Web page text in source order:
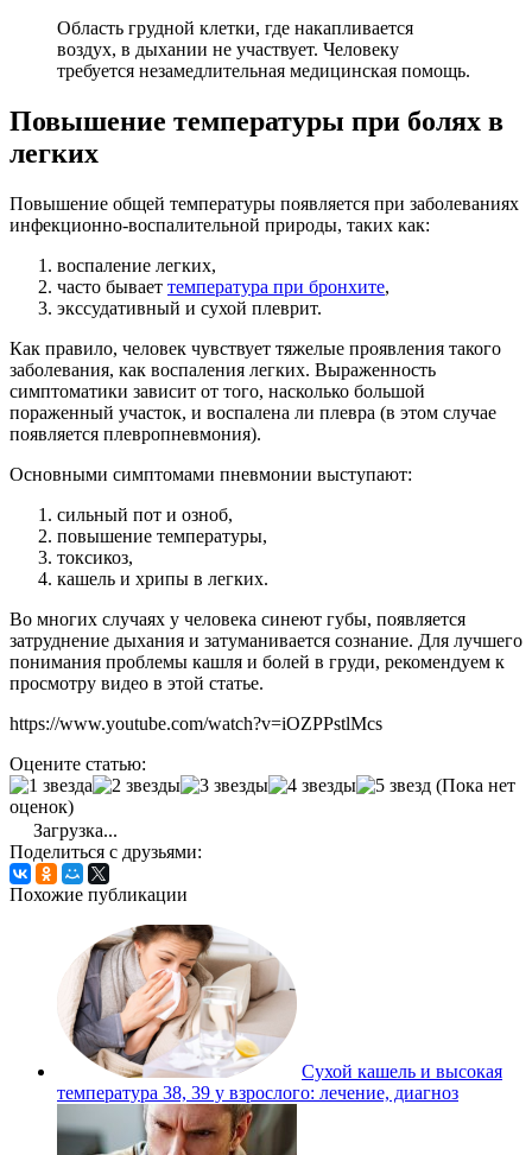
Область грудной клетки, где накапливается
воздух, в дыхании не участвует. Человеку
требуется незамедлительная медицинская помощь.
Повышение температуры при болях в
легких
Повышение общей температуры появляется при заболеваниях
инфекционно-воспалительной природы, таких как:
воспаление легких,
часто бывает температура при бронхите,
экссудативный и сухой плеврит.
Как правило, человек чувствует тяжелые проявления такого
заболевания, как воспаления легких. Выраженность
симптоматики зависит от того, насколько большой
пораженный участок, и воспалена ли плевра (в этом случае
появляется плевропневмония).
Основными симптомами пневмонии выступают:
сильный пот и озноб,
повышение температуры,
токсикоз,
кашель и хрипы в легких.
Во многих случаях у человека синеют губы, появляется
затруднение дыхания и затуманивается сознание. Для лучшего
понимания проблемы кашля и болей в груди, рекомендуем к
просмотру видео в этой статье.
https://www.youtube.com/watch?v=iOZPPstlMcs
Оцените статью:
(Пока нет
оценок)
Загрузка...
Поделиться с друзьями:
Похожие публикации
Сухой кашель и высокая
температура 38, 39 у взрослого: лечение, диагноз